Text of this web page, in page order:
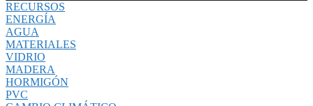
RECURSOS
ENERGÍA
AGUA
MATERIALES
VIDRIO
MADERA
HORMIGÓN
PVC